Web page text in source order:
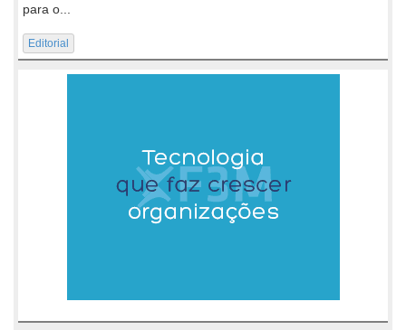
para o...
Editorial